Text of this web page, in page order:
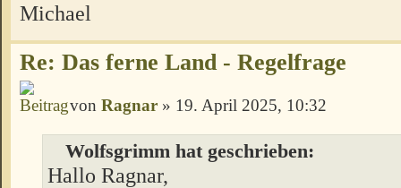
Michael
Re: Das ferne Land - Regelfrage
von Ragnar » 19. April 2025, 10:32
Wolfsgrimm hat geschrieben:
Hallo Ragnar,